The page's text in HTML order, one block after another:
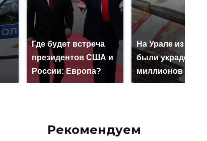
Где будет встреча
президентов США и
России: Европа?
На Урале из казны
были украдены 18
миллионов
Рекомендуем